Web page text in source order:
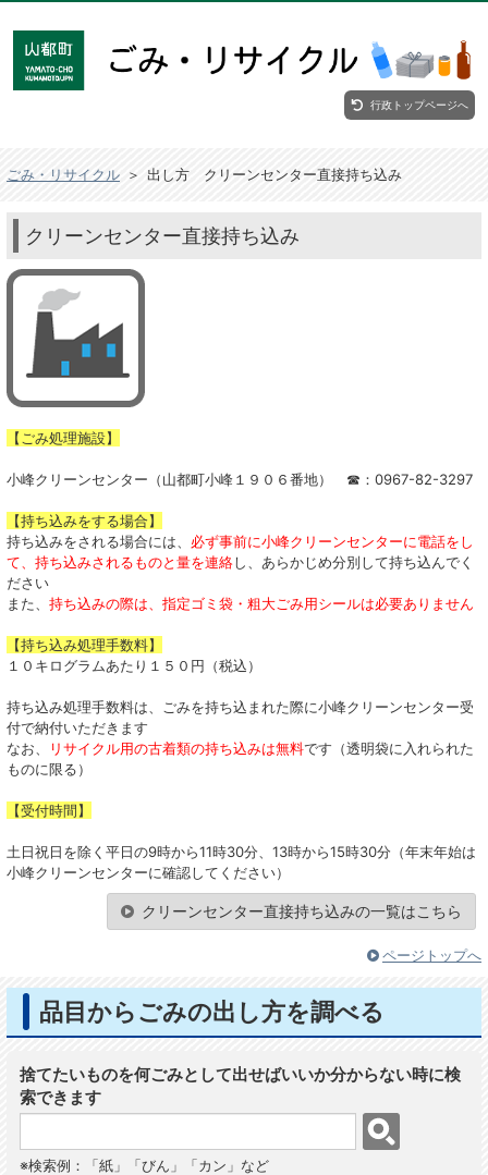
行政トップページへ
ごみ・リサイクル ＞ 出し方 クリーンセンター直接持ち込み
クリーンセンター直接持ち込み
【ごみ処理施設】
小峰クリーンセンター（山都町小峰１９０６番地） ☎：0967-82-3297
【持ち込みをする場合】
持ち込みをされる場合には、 必ず事前に小峰クリーンセンターに電話をし
て、持ち込みされるものと量を連絡し、あらかじめ分別して持ち込んでく
ださい
また、 持ち込みの際は、指定ゴミ袋・粗大ごみ用シールは必要ありません
【持ち込み処理手数料】
１０キログラムあたり１５０円（税込）
持ち込み処理手数料は、ごみを持ち込まれた際に小峰クリーンセンター受
付で納付いただきます
なお、
リサイクル用の古着類の持ち込みは無料です（透明袋に入れられた
ものに限る）
【受付時間】
土日祝日を除く平日の9時から11時30分、13時から15時30分（年末年始は
小峰クリーンセンターに確認してください）
クリーンセンター直接持ち込みの一覧はこちら
ページトップへ
品目からごみの出し方を調べる
捨てたいものを何ごみとして出せばいいか分からない時に検
索できます
※検索例：「紙」「びん」「カン」など